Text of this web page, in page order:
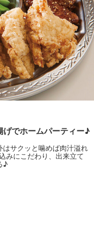
げでホームパーティー♪
サクッと噛めば肉汁溢れ
みにこだわり、出来立て
♪